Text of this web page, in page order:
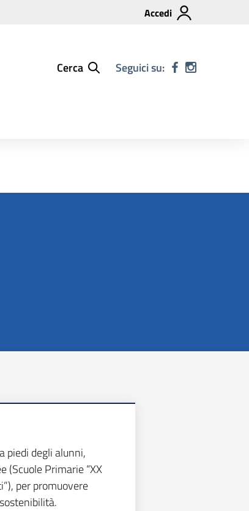
Accedi
Cerca Seguici su:
piedi degli alunni,
(Scuole Primarie “XX
per promuovere